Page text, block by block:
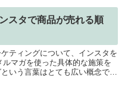
スタで商品が売れる順
ティングについて、インスタを
マガを使った具体的な施策を
いう言葉はとても広い概念で、